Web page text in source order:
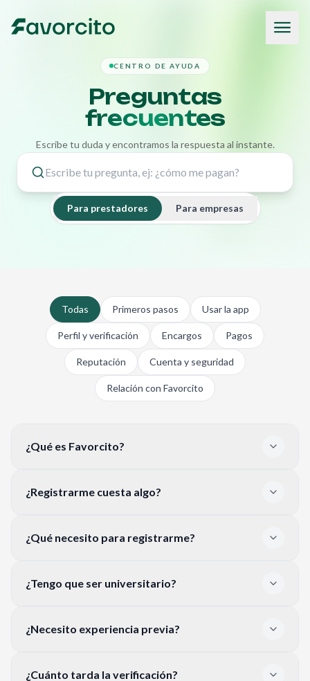
CENTRO DE AYUDA
Preguntas
frecuentes
Escribe tu duda y encontramos la respuesta al instante.
Para prestadores Para empresas
Todas Primeros pasos Usar la app
Perfil y verificación Encargos Pagos
Reputación Cuenta y seguridad
Relación con Favorcito
¿Qué es Favorcito?
¿Registrarme cuesta algo?
¿Qué necesito para registrarme?
¿Tengo que ser universitario?
¿Necesito experiencia previa?
¿Cuánto tarda la verificación?